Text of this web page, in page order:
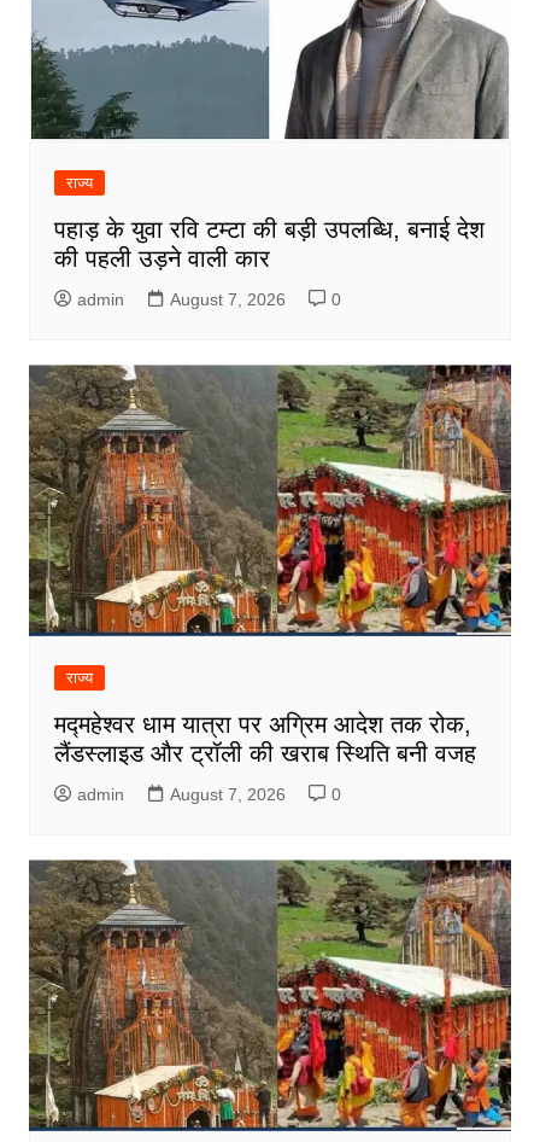
राज्य
पहाड़ के युवा रवि टम्टा की बड़ी उपलब्धि, बनाई देश
की पहली उड़ने वाली कार
admin August 7, 2026 0
राज्य
मद्महेश्वर धाम यात्रा पर अग्रिम आदेश तक रोक,
लैंडस्लाइड और ट्रॉली की खराब स्थिति बनी वजह
admin August 7, 2026 0